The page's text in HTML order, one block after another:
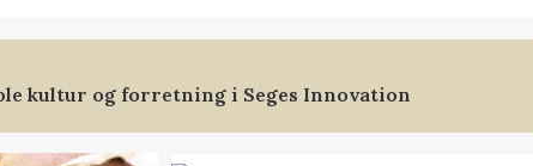
kultur og forretning i Seges Innovation